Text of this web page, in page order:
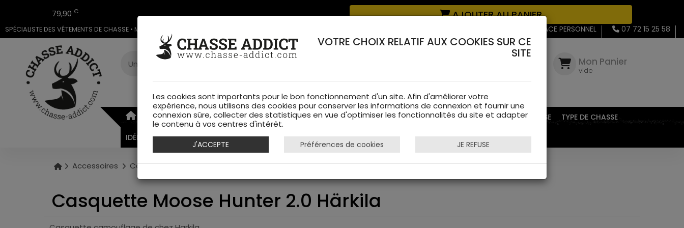
Livraison offerte à partir de 70 € de commande !
SPÉCIALISTE DES VÊTEMENTS DE CHASSE • MAGASIN DE CHASSE & ARMURERIE DANS LES VOSGES & SUR INTERNET MON ESPACE PERSONNEL 07 72 15 25 58
Mon Panier
vide
ARMURERIE VÊTEMENTS DE CHASSE RAYON FEMME CHAUSSURES ACCESSOIRES EQUIPEMENTS DE CHASSE
TYPE DE CHASSE
IDÉES CADEAUX
Accessoires Casquettes Casquette Moose Hunter 2.0 Härkila
Casquette Moose Hunter 2.0 Härkila
79,90 € AJOUTER AU PANIER
VOTRE CHOIX RELATIF AUX COOKIES SUR CE
SITE
Les cookies sont importants pour le bon fonctionnement d'un site. Afin d'améliorer votre
expérience, nous utilisons des cookies pour conserver les informations de connexion et fournir une
connexion sûre, collecter des statistiques en vue d'optimiser les fonctionnalités du site et adapter
le contenu à vos centres d'intérêt.
J'ACCEPTE Préférences de cookies JE REFUSE